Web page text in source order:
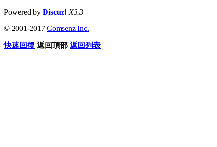
Powered by Discuz! X3.3
© 2001-2017 Comsenz Inc.
快速回復 返回頂部 返回列表